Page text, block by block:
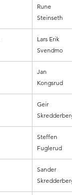
Rune
Steinseth
Lars Erik
Svendmo
Jan
Kongsrud
Geir
Steffen
Fuglerud
Sander